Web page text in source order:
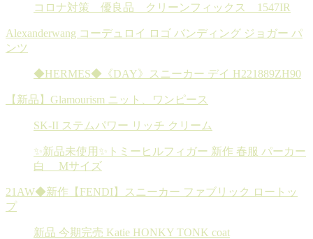
コロナ対策 優良品 クリーンフィックス 1547IR
Alexanderwang コーデュロイ ロゴ バンディング ジョガー パ
ンツ
◆HERMES◆《DAY》スニーカー デイ H221889ZH90
【新品】Glamourism ニット、ワンピース
SK-II ステムパワー リッチ クリーム
✨新品未使用✨トミーヒルフィガー 新作 春服 パーカー
白 Mサイズ
21AW◆新作【FENDI】スニーカー ファブリック ロートッ
プ
新品 今期完売 Katie HONKY TONK coat